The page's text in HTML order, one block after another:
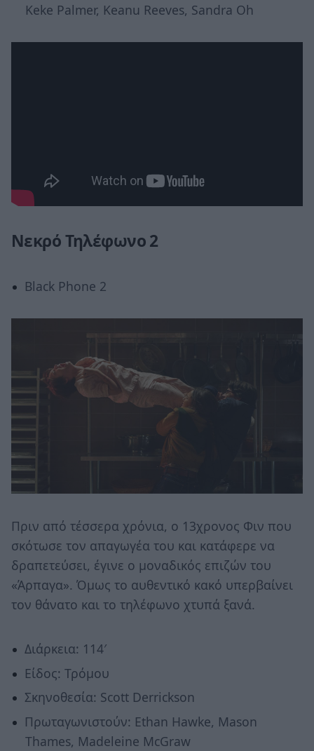
Keke Palmer, Keanu Reeves, Sandra Oh
Νεκρό Τηλέφωνο 2
Black Phone 2
Πριν από τέσσερα χρόνια, ο 13χρονος Φιν που
σκότωσε τον απαγωγέα του και κατάφερε να
δραπετεύσει, έγινε ο μοναδικός επιζών του
«Άρπαγα». Όμως το αυθεντικό κακό υπερβαίνει
τον θάνατο και το τηλέφωνο χτυπά ξανά.
Διάρκεια: 114′
Είδος: Τρόμου
Σκηνοθεσία: Scott Derrickson
Πρωταγωνιστούν: Ethan Hawke, Mason
Thames, Madeleine McGraw